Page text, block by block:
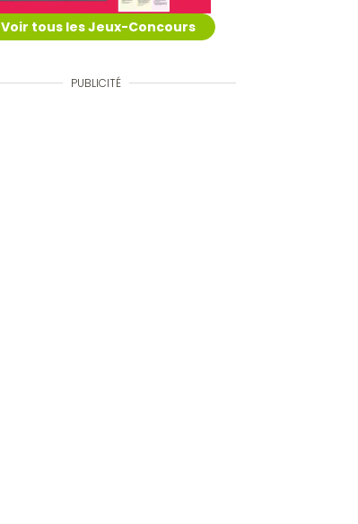
Voir tous les Jeux-Concours
PUBLICITÉ